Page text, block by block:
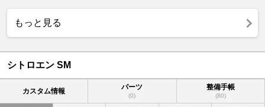
もっと見る
シトロエン SM
カスタム情報 パーツ
(0)
整備手帳
(80)